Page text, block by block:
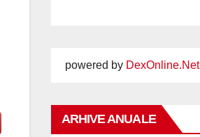
powered by DexOnline.Net
ARHIVE ANUALE